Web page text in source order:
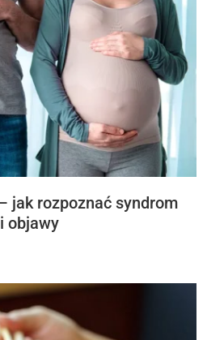
jak rozpoznać syndrom
objawy